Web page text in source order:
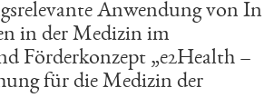
Anwendung von In
in der Medizin im
Förderkonzept „e2Health –
für die Medizin der